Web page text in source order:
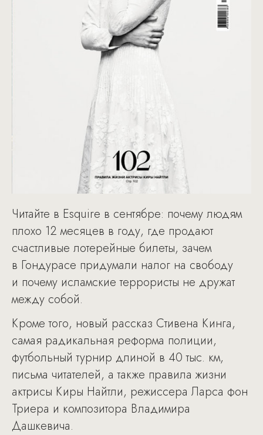
Читайте в Esquire в сентябре: почему людям
плохо 12 месяцев в году, где продают
счастливые лотерейные билеты, зачем
в Гондурасе придумали налог на свободу
и почему исламские террористы не дружат
между собой.
Кроме того, новый рассказ Стивена Кинга,
самая радикальная реформа полиции,
футбольный турнир длиной в 40 тыс. км,
письма читателей, а также правила жизни
актрисы Киры Найтли, режиссера Ларса фон
Триера и композитора Владимира
Дашкевича.